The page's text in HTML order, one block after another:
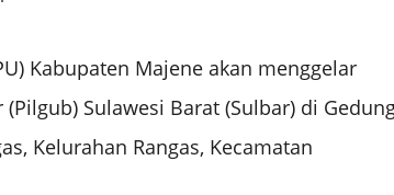
Kabupaten Majene akan menggelar
Sulawesi Barat (Sulbar) di
Kelurahan Rangas, Kecamatan